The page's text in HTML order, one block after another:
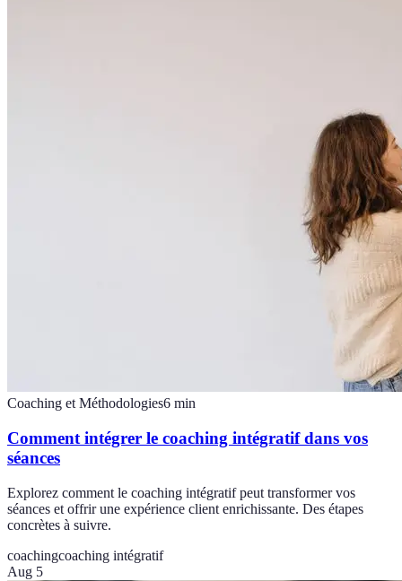
Coaching et Méthodologies6 min
Comment intégrer le coaching intégratif dans vos
séances
Explorez comment le coaching intégratif peut transformer vos
séances et offrir une expérience client enrichissante. Des étapes
concrètes à suivre.
coachingcoaching intégratif
Aug 5